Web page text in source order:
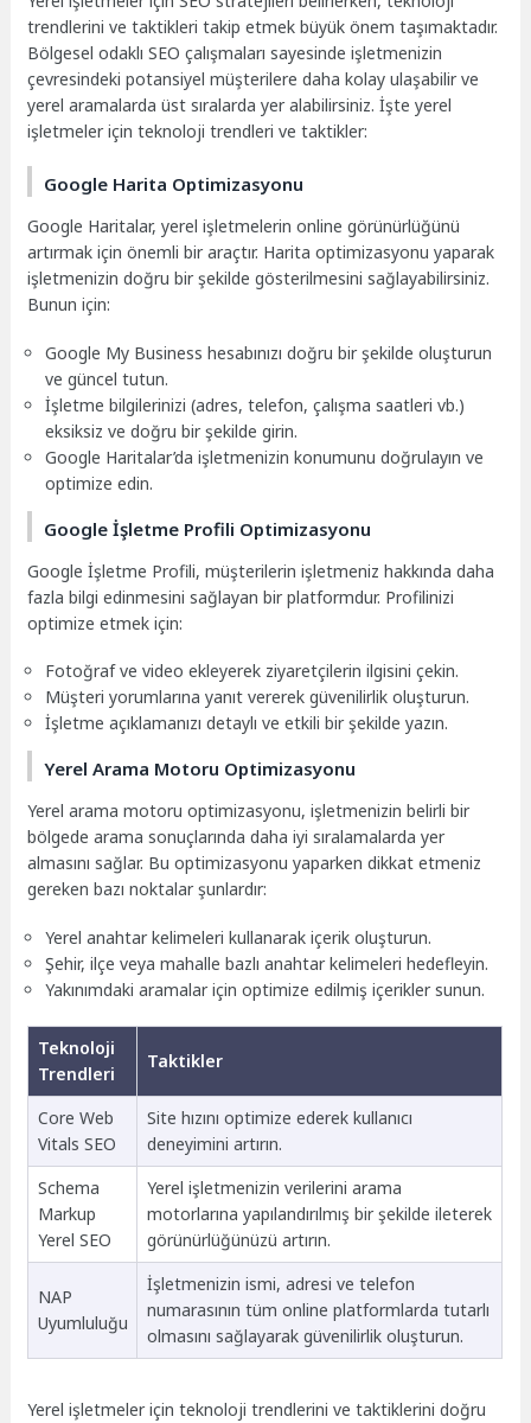
trendlerini ve taktikleri takip etmek büyük önem taşımaktadır.
Bölgesel odaklı SEO çalışmaları sayesinde işletmenizin
çevresindeki potansiyel müşterilere daha kolay ulaşabilir ve
yerel aramalarda üst sıralarda yer alabilirsiniz. İşte yerel
işletmeler için teknoloji trendleri ve taktikler:
Google Harita Optimizasyonu
Google Haritalar, yerel işletmelerin online görünürlüğünü
artırmak için önemli bir araçtır. Harita optimizasyonu yaparak
işletmenizin doğru bir şekilde gösterilmesini sağlayabilirsiniz.
Bunun için:
Google My Business hesabınızı doğru bir şekilde oluşturun
ve güncel tutun.
İşletme bilgilerinizi (adres, telefon, çalışma saatleri vb.)
eksiksiz ve doğru bir şekilde girin.
Google Haritalar’da işletmenizin konumunu doğrulayın ve
optimize edin.
Google İşletme Profili Optimizasyonu
Google İşletme Profili, müşterilerin işletmeniz hakkında daha
fazla bilgi edinmesini sağlayan bir platformdur. Profilinizi
optimize etmek için:
Fotoğraf ve video ekleyerek ziyaretçilerin ilgisini çekin.
Müşteri yorumlarına yanıt vererek güvenilirlik oluşturun.
İşletme açıklamanızı detaylı ve etkili bir şekilde yazın.
Yerel Arama Motoru Optimizasyonu
Yerel arama motoru optimizasyonu, işletmenizin belirli bir
bölgede arama sonuçlarında daha iyi sıralamalarda yer
almasını sağlar. Bu optimizasyonu yaparken dikkat etmeniz
gereken bazı noktalar şunlardır:
Yerel anahtar kelimeleri kullanarak içerik oluşturun.
Şehir, ilçe veya mahalle bazlı anahtar kelimeleri hedefleyin.
Yakınımdaki aramalar için optimize edilmiş içerikler sunun.
Teknoloji
Trendleri
Taktikler
Core Web
Vitals SEO
Site hızını optimize ederek kullanıcı
deneyimini artırın.
Schema
Markup
Yerel SEO
Yerel işletmenizin verilerini arama
motorlarına yapılandırılmış bir şekilde ileterek
görünürlüğünüzü artırın.
NAP
Uyumluluğu
İşletmenizin ismi, adresi ve telefon
numarasının tüm online platformlarda tutarlı
olmasını sağlayarak güvenilirlik oluşturun.
Yerel işletmeler için teknoloji trendlerini ve taktiklerini doğru